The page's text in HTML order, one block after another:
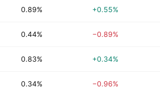
0.89% +0.55%
0.44% −0.89%
0.83% +0.34%
0.34% −0.96%